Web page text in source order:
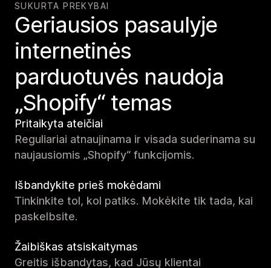
SUKURTA PREKYBAI
Geriausios pasaulyje
internetinės
parduotuvės naudoja
„Shopify“ temas
Pritaikyta ateičiai
Reguliariai atnaujinama ir visada suderinama su
naujausiomis „Shopify“ funkcijomis.
Išbandykite prieš mokėdami
Tinkinkite tol, kol patiks. Mokėkite tik tada, kai
paskelbsite.
Žaibiškas atsiskaitymas
Greitis išbandytas, kad Jūsų klientai